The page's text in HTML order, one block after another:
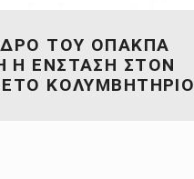
ΤΟΥ ΟΠΑΚΠΑ
Η ΕΝΣΤΑΣΗ ΣΤΟΝ
ΚΟΛΥΜΒΗΤΗΡΙΟ